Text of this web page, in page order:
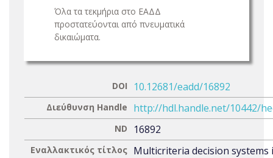
Όλα τα τεκμήρια στο ΕΑΔΔ
προστατεύονται από πνευματικά
δικαιώματα.
DOI 10.12681/eadd/16892
Διεύθυνση Handle http://hdl.handle.net/10442/
ND 16892
Εναλλακτικός τίτλος Multicriteria decision systems